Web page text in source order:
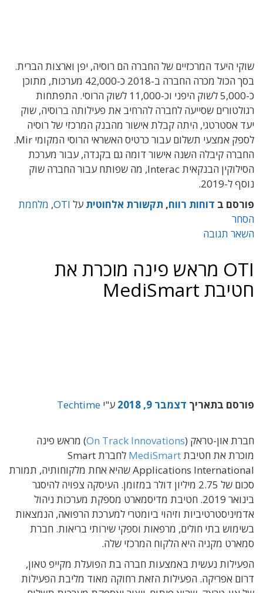
שוקי היעד המרכזיים של החברה הם רוסיה, יפן וארצות הברית.
בסך הכול מכרה החברה ב-2018 כ-42,000 מערכות, מתוכן
כ-5,000 לשוק היפני וכ-11,000 לשוק הרוסי. התפתחות
רגולטורים שסייעה לחברה להרחיב את פעילותה ברוסיה, שוק
יעד אסטרטגי, היתה קבלת אישור מהבנק המרכזי של רוסיה
לספק אמצעי תשלום עבור כרטיס האשראי הרוסי המקומי Mir.
החברה קיבלה השנה אישור דומה גם בקנדה, עבור מערכת
הסילוקין הבנקאית Interac, מה שפותח עבור החברה שוק
נוסף ל-2019.
פורסם ב דוחות רווח, תקשורת אלחוטית על OTI
, מלחמת
הסחר
השאר תגובה
OTI מראש פינה מוכרת את
חטיבת MediSmart
פורסם בתאריך דצמבר 9, 2018 ע"י Techtime
חברת און-טראק (On Track Innovations) מראש פינה
מוכרת את חטיבת MediSmart
לחברת Smart
Applications International שהיא אחת מלקוחותיה, תמורת
סכום של 2.75 מיליון דולר במזומן. העיסקה צפויה להיסגר
בינואר 2019. חטיבת מדיסמארט מספקת מערכות ניהול
אדמיניסטרטיביות וזיהוי ביומטרי למערכת הרפואה, הנמצאות
בשימוש בתי חולים, מרפאות וספקי שירותי בריאות. חברת
סמארט מקניה היא הלקוח המרכזי שלה.
הפעילות נעשית באמצעות חברה בת הפועלת מקייפ טאון,
דרום אפריקה. הפעילות הזאת רחוקה מאוד מליבת הפעילות